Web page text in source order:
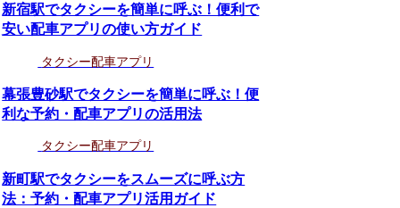
新宿駅でタクシーを簡単に呼ぶ！便利で
安い配車アプリの使い方ガイド
タクシー配車アプリ
幕張豊砂駅でタクシーを簡単に呼ぶ！便
利な予約・配車アプリの活用法
タクシー配車アプリ
新町駅でタクシーをスムーズに呼ぶ方
法：予約・配車アプリ活用ガイド